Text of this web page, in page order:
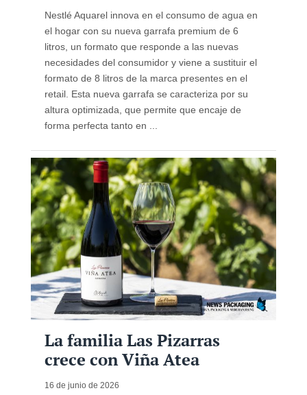
Nestlé Aquarel innova en el consumo de agua en
el hogar con su nueva garrafa premium de 6
litros, un formato que responde a las nuevas
necesidades del consumidor y viene a sustituir el
formato de 8 litros de la marca presentes en el
retail. Esta nueva garrafa se caracteriza por su
altura optimizada, que permite que encaje de
forma perfecta tanto en ...
La familia Las Pizarras
crece con Viña Atea
16 de junio de 2026